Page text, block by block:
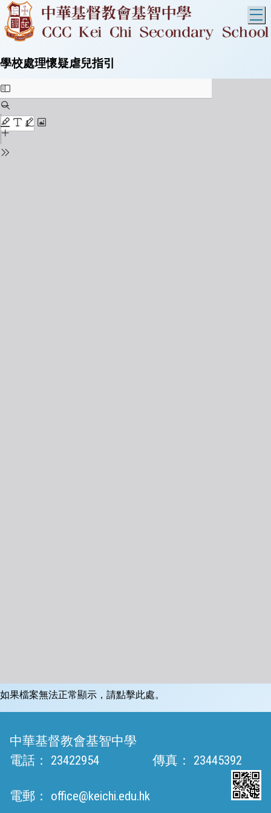
學校處理懷疑虐兒指引
如果檔案無法正常顯示，請點擊此處。
中華基督教會基智中學
電話：
23422954 傳真： 23445392
電郵： office@keichi.edu.hk